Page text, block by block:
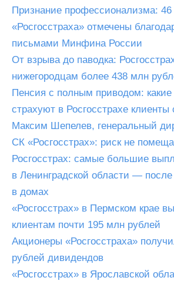
Признание профессионализма: 46
«Росгосстраха» отмечены
письмами Минфина России
От взрыва до паводка:
нижегородцам более 438 млн
Пенсия с полным приводом:
страхуют в Росгосстрахе
Максим Шепелев, генеральный
СК «Росгосстрах»: риск не
Росгосстрах: самые большие
в Ленинградской области —
в домах
«Росгосстрах» в Пермском крае
клиентам почти 195 млн рублей
Акционеры «Росгосстраха»
рублей дивидендов
«Росгосстрах» в Ярославской